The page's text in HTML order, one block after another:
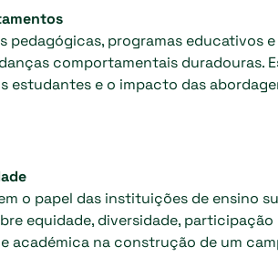
programas educativos
comportamentais duradouras.
estudantes e o impacto das
o papel das instituições de ensino
equidade, diversidade,
na construção de um